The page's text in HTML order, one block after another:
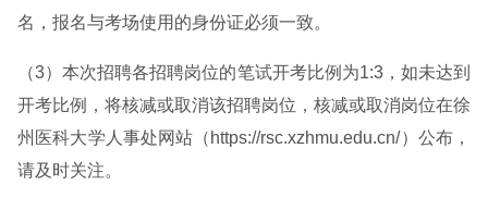
名，报名与考场使用的身份证必须一致。
（3）本次招聘各招聘岗位的笔试开考比例为1:3，如未达到
开考比例，将核减或取消该招聘岗位，核减或取消岗位在徐
州医科大学人事处网站（https://rsc.xzhmu.edu.cn/）公布，
请及时关注。